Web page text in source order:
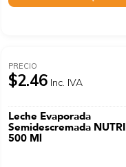
PRECIO
$2.46 Inc. IVA
Leche Evaporada
Semidescremada NUTRI
500 Ml